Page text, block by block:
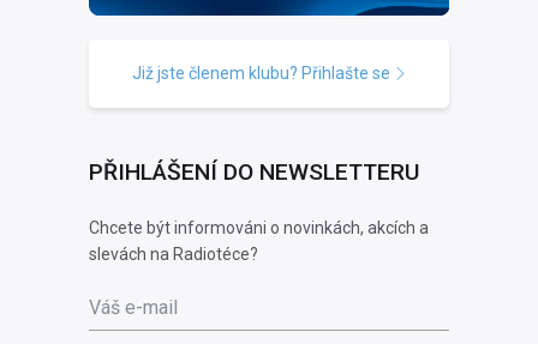
Již jste členem klubu? Přihlašte se
PŘIHLÁŠENÍ DO NEWSLETTERU
Chcete být informováni o novinkách, akcích a
slevách na Radiotéce?
Váš e-mail